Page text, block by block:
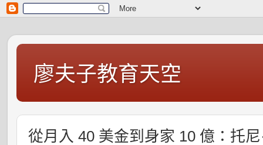
廖夫子教育天空
從月入 40 美金到身家 10 億：托